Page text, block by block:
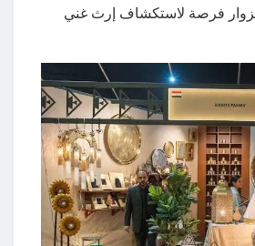
فرصة لاستكشاف إرث غني